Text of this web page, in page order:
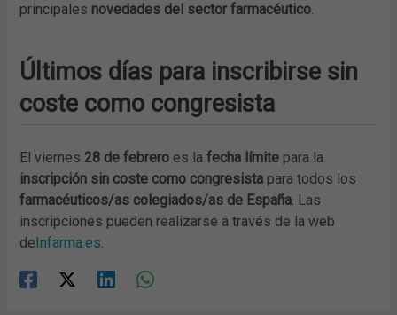
principales novedades del sector farmacéutico.
Últimos días para inscribirse sin
coste como congresista
El viernes 28 de febrero es lafecha límite para la
inscripción sin coste como congresista para todos los
farmacéuticos/as colegiados/as de España. Las
inscripciones pueden realizarse a través de la web
deInfarma.es.